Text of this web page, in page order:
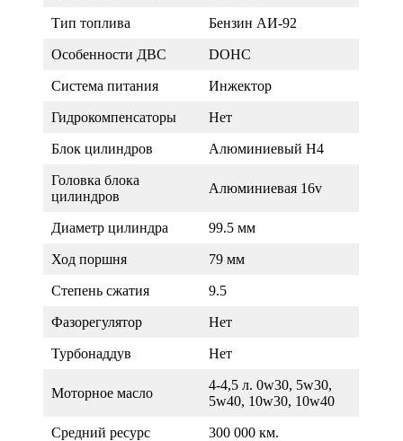
Тип топлива Бензин АИ-92
Особенности ДВС DOHC
Система питания Инжектор
Гидрокомпенсаторы Нет
Блок цилиндров Алюминиевый Н4
Головка блока
цилиндров
Алюминиевая 16v
Диаметр цилиндра 99.5 мм
Ход поршня 79 мм
Степень сжатия 9.5
Фазорегулятор Нет
Турбонаддув Нет
Моторное масло
4-4,5 л. 0w30, 5w30,
5w40, 10w30, 10w40
Средний ресурс 300 000 км.